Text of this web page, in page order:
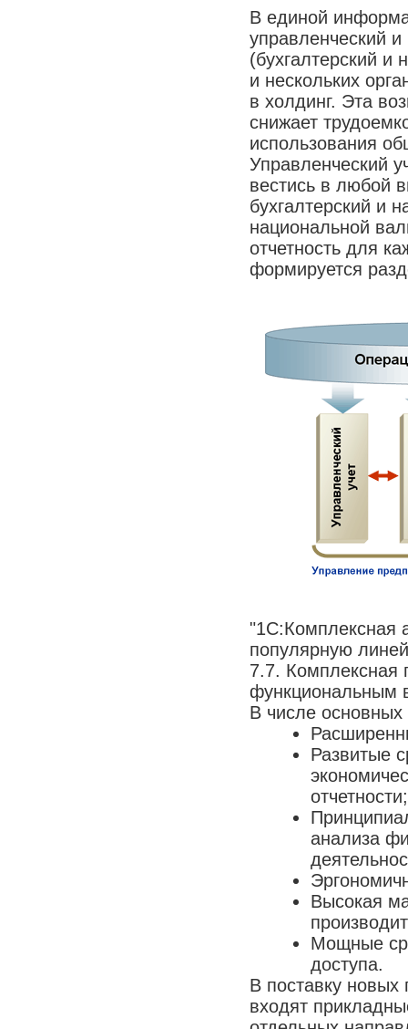
В единой
управленческий
(бухгалтерский и
и нескольких
в холдинг. Эта
снижает
использования
Управленческий
вестись в любой
бухгалтерский и
национальной
отчетность для
формируется
"1С:Комплексная
популярную
7.7. Комплексная
функциональным
В числе
Развитые
отчетности;
анализа
Высокая
Мощные
доступа.
В поставку новых
входят